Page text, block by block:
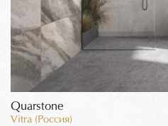
Quarstone
Vitra (Россия)